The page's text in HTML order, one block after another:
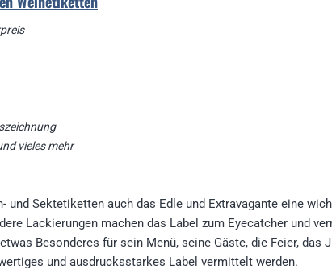
vieles mehr
Sektetiketten auch das Edle und Extravagante eine
Lackierungen machen das Label zum Eyecatcher und
Besonderes für sein Menü, seine Gäste, die Feier, das
und ausdrucksstarkes Label vermittelt werden.